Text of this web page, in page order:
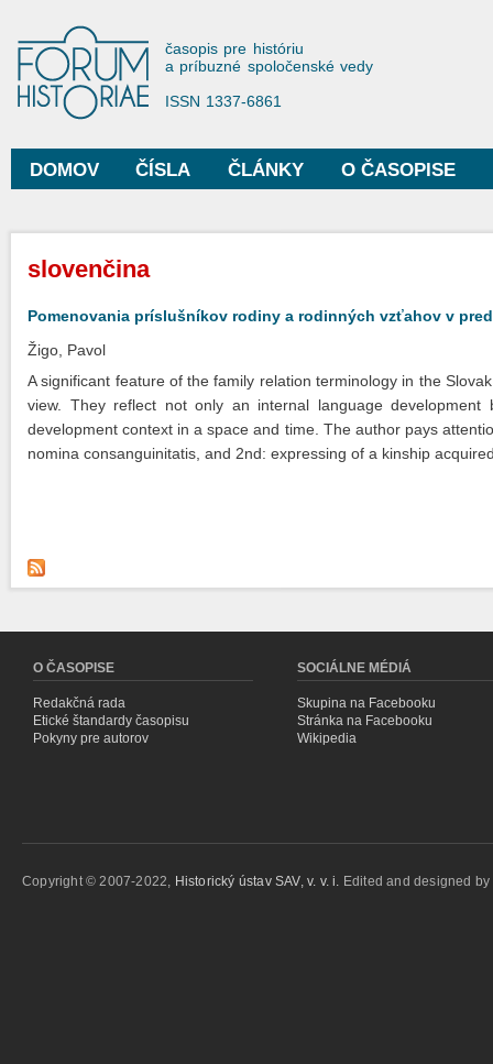
Forum Historiae
časopis pre históriu
a príbuzné spoločenské vedy
ISSN 1337-6861
Hlavné menu
DOMOV ČÍSLA ČLÁNKY O ČASOPISE
Nachádzate sa tu
slovenčina
Pomenovania príslušníkov rodiny a rodinných vzťahov v
Žigo, Pavol
A significant feature of the family relation terminology in the
view. They reflect not only an internal language
development context in a space and time. The author pays
nomina consanguinitatis, and 2nd: expressing of a kinship
O ČASOPISE
Redakčná rada
Etické štandardy časopisu
Pokyny pre autorov
SOCIÁLNE MÉDIÁ
Skupina na Facebooku
Stránka na Facebooku
Wikipedia
Copyright © 2007-2022, Historický ústav SAV, v. v. i. Edited and designed by